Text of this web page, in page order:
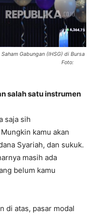
Gabungan (IHSG) di Bursa
(28/6/2019). Foto:
salah satu instrumen
saja sih
kamu akan
Syariah, dan sukuk.
masih ada
belum kamu
di atas, pasar modal